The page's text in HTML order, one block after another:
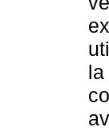
la